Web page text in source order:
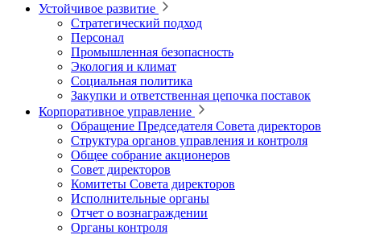
Устойчивое развитие
Стратегический подход
Персонал
Промышленная безопасность
Экология и климат
Социальная политика
Закупки и ответственная цепочка поставок
Корпоративное управление
Обращение Председателя Совета директоров
Структура органов управления и контроля
Общее собрание акционеров
Совет директоров
Комитеты Совета директоров
Исполнительные органы
Отчет о вознаграждении
Органы контроля